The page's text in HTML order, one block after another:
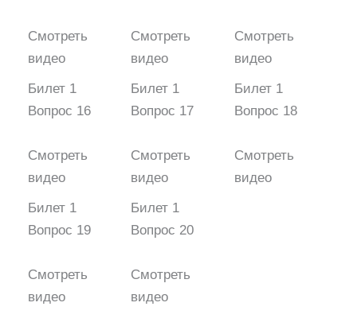
Смотреть
видео
Смотреть
видео
Смотреть
видео
Билет 1
Вопрос 16
Смотреть
видео
Билет 1
Вопрос 17
Смотреть
видео
Билет 1
Вопрос 18
Смотреть
видео
Билет 1
Вопрос 19
Смотреть
видео
Билет 1
Вопрос 20
Смотреть
видео